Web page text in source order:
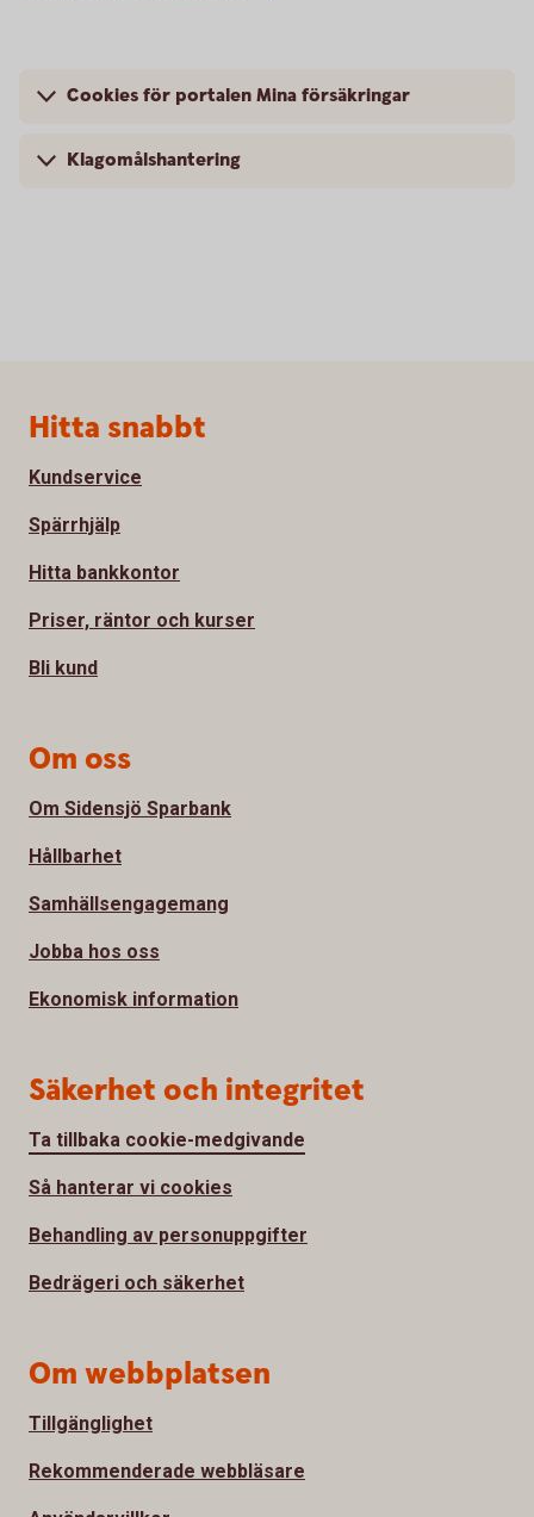
Cookies för portalen Mina försäkringar
Klagomålshantering
Sidfot
Hitta snabbt
Kundservice
Spärrhjälp
Hitta bankkontor
Priser, räntor och kurser
Bli kund
Om oss
Om Sidensjö Sparbank
Hållbarhet
Samhällsengagemang
Jobba hos oss
Ekonomisk information
Säkerhet och integritet
Ta tillbaka cookie-medgivande
Så hanterar vi cookies
Behandling av personuppgifter
Bedrägeri och säkerhet
Om webbplatsen
Tillgänglighet
Rekommenderade webbläsare